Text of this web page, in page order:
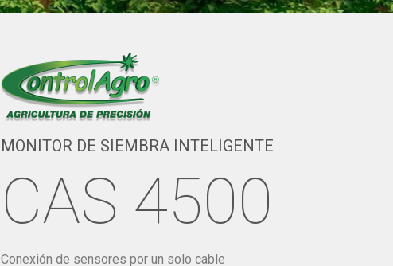
MONITOR DE SIEMBRA INTELIGENTE
CAS 4500
Conexión de sensores por un solo cable